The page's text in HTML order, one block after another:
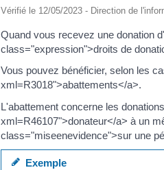
Vérifié le 12/05/2023 - Direction de
Quand vous recevez une donation
class="expression">droits de
Vous pouvez bénéficier, selon les
xml=R3018">abattements</a>.
L'abattement concerne les
xml=R46107">donateur</a> à un
class="miseenevidence">sur une
Exemple